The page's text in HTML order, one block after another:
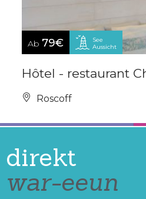
Ab 79€
See
Aussicht
Hôtel - restaurant
Roscoff
direkt
war-eeun